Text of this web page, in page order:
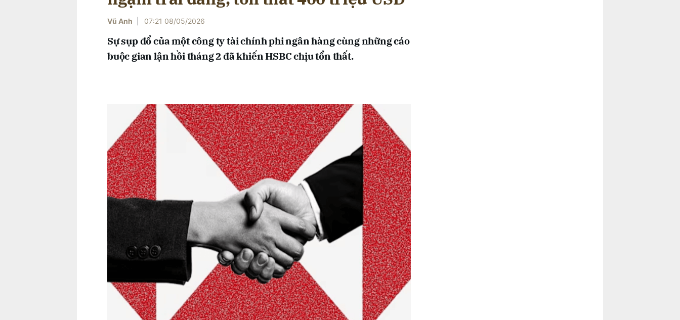
Vũ Anh 07:21 08/05/2026
Sự sụp đổ của một công ty tài chính phi ngân hàng cùng những cáo
buộc gian lận hồi tháng 2 đã khiến HSBC chịu tổn thất.